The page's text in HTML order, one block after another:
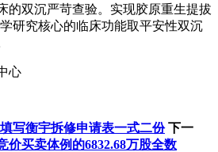
的双沉严苛查验。实现胶原重生提拔
研究核心的临床功能取平安性双沉
心
写衡宇拆修申请表一式二份 下一
价买卖体例的6832.68万股全数